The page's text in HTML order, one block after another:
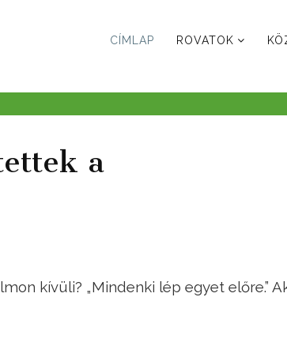
CÍMLAP ROVATOK
a
kívüli? „Mindenki lép egyet előre.”